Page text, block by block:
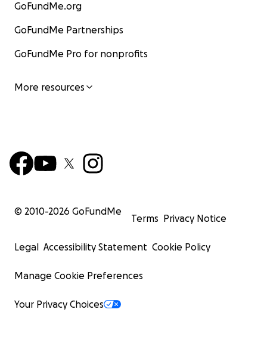
GoFundMe.org
GoFundMe Partnerships
GoFundMe Pro for nonprofits
More resources
© 2010-2026 GoFundMe
Terms Privacy Notice
Legal Accessibility Statement Cookie Policy
Manage Cookie Preferences
Your Privacy Choices